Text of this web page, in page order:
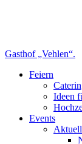
Gasthof „Vehlen“.
Feiern
Ideen
Events